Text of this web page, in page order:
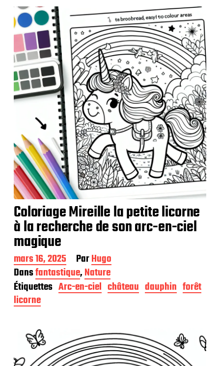
u
b
l
i
c
a
t
i
o
n
Coloriage Mireille la petite licorne
à la recherche de son arc-en-ciel
magique
D
a
t
e
d
e
i
mars 16, 2025 ParHugo
Dansfantastique,Nature
Étiquettes Arc-en-ciel château dauphin forêt
licorne